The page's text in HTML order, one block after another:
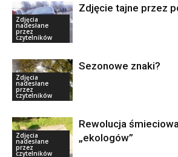
Zdjęcia
nadesłane
przez
czytelników
Zdjęcie tajne przez
Zdjęcia
nadesłane
przez
czytelników
Sezonowe znaki?
Zdjęcia
nadesłane
przez
czytelników
Rewolucja
„ekologów”